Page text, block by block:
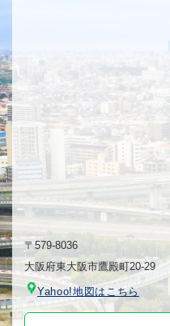
〒579-8036
⼤阪府東⼤阪市鷹殿町20-29
Yahoo!地図はこちら